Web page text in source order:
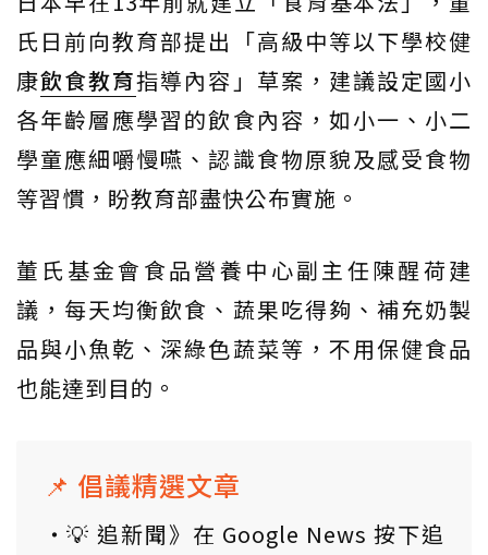
氏日前向教育部提出「高級中等以下學校健
康飲食教育指導內容」草案，建議設定國小
各年齡層應學習的飲食內容，如小一、小二
學童應細嚼慢嚥、認識食物原貌及感受食物
等習慣，盼教育部盡快公布實施。
董氏基金會食品營養中心副主任陳醒荷建
議，每天均衡飲食、蔬果吃得夠、補充奶製
品與小魚乾、深綠色蔬菜等，不用保健食品
也能達到目的。
📌 倡議精選文章
💡 追新聞》在 Google News 按下追